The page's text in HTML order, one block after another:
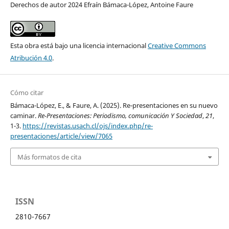
Derechos de autor 2024 Efraín Bámaca-López, Antoine Faure
Esta obra está bajo una licencia internacionalCreative Commons
Atribución 4.0.
Cómo citar
Bámaca-López, E., & Faure, A. (2025). Re-presentaciones en su nuevo
caminar.Re-Presentaciones: Periodismo, comunicación Y Sociedad,21,
1-3. https://revistas.usach.cl/ojs/index.php/re-
presentaciones/article/view/7065
Más formatos de cita
ISSN
2810-7667